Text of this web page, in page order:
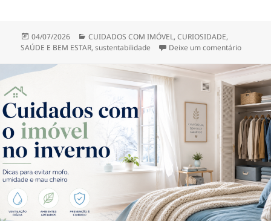
Publicado
em
04/07/2026 Categorias
CUIDADOS COM IMÓVEL,CURIOSIDADE,
SAÚDE E BEM ESTAR,sustentabilidade Deixe um comentárioem